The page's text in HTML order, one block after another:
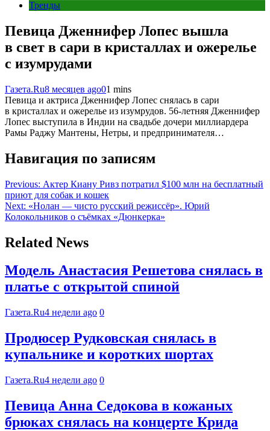
Тренды
Певица Дженнифер Лопес вышла
в свет в сари в кристаллах и ожерелье
с изумрудами
Газета.Ru8 месяцев ago01 mins
Певица и актриса Дженнифер Лопес снялась в сари
в кристаллах и ожерелье из изумрудов. 56-летняя Дженнифер
Лопес выступила в Индии на свадьбе дочери миллиардера
Рамы Раджу Мантены, Нетры, и предпринимателя…
Навигация по записям
Previous: Актер Киану Ривз потратил $100 млн на бесплатный
приют для собак и кошек
Next: «Нолан — чисто русский режиссёр». Юрий
Колокольников о съёмках «Дюнкерка»
Related News
Модель Анастасия Решетова снялась в
платье с открытой спиной
Газета.Ru4 недели ago 0
Продюсер Рудковская снялась в
купальнике и коротких шортах
Газета.Ru4 недели ago 0
Певица Анна Седокова в кожаных
брюках снялась на концерте Крида